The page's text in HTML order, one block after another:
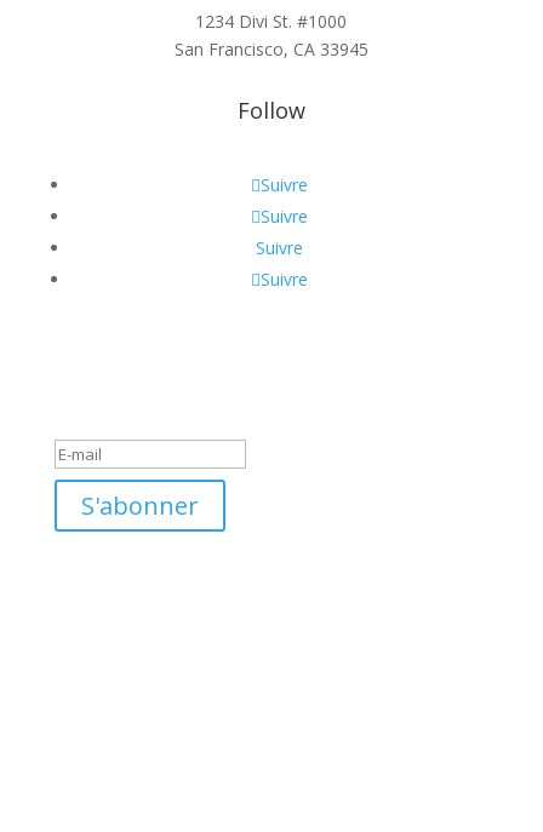
1234 Divi St. #1000
San Francisco, CA 33945
Follow
Suivre
Suivre
Suivre
Suivre
S'abonner